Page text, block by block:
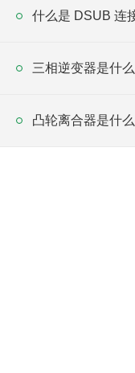
什么是 DSUB 连
三相逆变器是什么
凸轮离合器是什么